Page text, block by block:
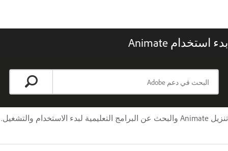
بدء استخدام Animate
تنزيل Animate والبحث عن البرامج التعليمية لبدء الاستخدام والتشغيل.